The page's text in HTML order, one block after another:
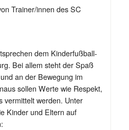
Trainer/innen des SC
dem Kinderfußball-
Bei allem steht der Spaß
an der Bewegung im
sollen Werte wie Respekt,
vermittelt werden. Unter
Kinder und Eltern auf